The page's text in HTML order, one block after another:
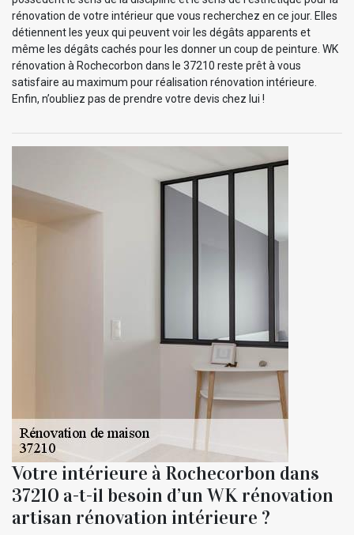
rénovation de votre intérieur que vous recherchez en ce jour. Elles
détiennent les yeux qui peuvent voir les dégâts apparents et
même les dégâts cachés pour les donner un coup de peinture. WK
rénovation à Rochecorbon dans le 37210 reste prêt à vous
satisfaire au maximum pour réalisation rénovation intérieure.
Enfin, n’oubliez pas de prendre votre devis chez lui !
Votre intérieure à Rochecorbon dans
37210 a-t-il besoin d’un WK rénovation
artisan rénovation intérieure ?